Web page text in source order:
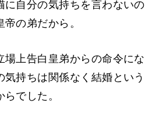
に自分の気持ちを言わないの
の弟だから。
場上告白皇弟からの命令にな
気持ちは関係なく結婚という
でした。